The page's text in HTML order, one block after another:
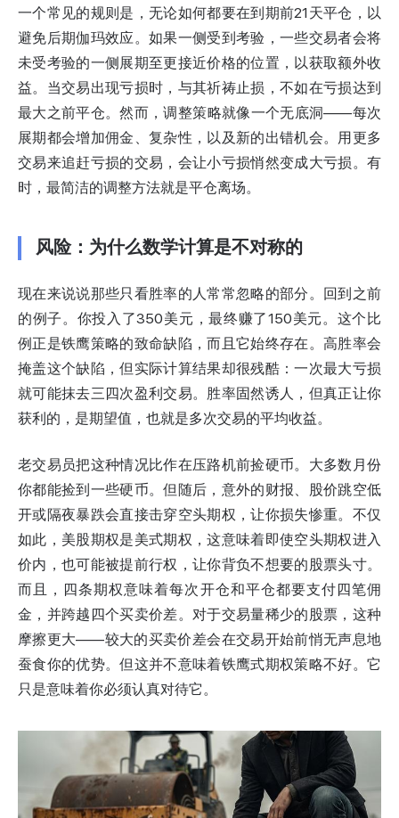
一个常见的规则是，无论如何都要在到期前21天平仓，以
避免后期伽玛效应。如果一侧受到考验，一些交易者会将
未受考验的一侧展期至更接近价格的位置，以获取额外收
益。当交易出现亏损时，与其祈祷止损，不如在亏损达到
最大之前平仓。然而，调整策略就像一个无底洞——每次
展期都会增加佣金、复杂性，以及新的出错机会。用更多
交易来追赶亏损的交易，会让小亏损悄然变成大亏损。有
时，最简洁的调整方法就是平仓离场。
风险：为什么数学计算是不对称的
现在来说说那些只看胜率的人常常忽略的部分。回到之前
的例子。你投入了350美元，最终赚了150美元。这个比
例正是铁鹰策略的致命缺陷，而且它始终存在。高胜率会
掩盖这个缺陷，但实际计算结果却很残酷：一次最大亏损
就可能抹去三四次盈利交易。胜率固然诱人，但真正让你
获利的，是期望值，也就是多次交易的平均收益。
老交易员把这种情况比作在压路机前捡硬币。大多数月份
你都能捡到一些硬币。但随后，意外的财报、股价跳空低
开或隔夜暴跌会直接击穿空头期权，让你损失惨重。不仅
如此，美股期权是美式期权，这意味着即使空头期权进入
价内，也可能被提前行权，让你背负不想要的股票头寸。
而且，四条期权意味着每次开仓和平仓都要支付四笔佣
金，并跨越四个买卖价差。对于交易量稀少的股票，这种
摩擦更大——较大的买卖价差会在交易开始前悄无声息地
蚕食你的优势。但这并不意味着铁鹰式期权策略不好。它
只是意味着你必须认真对待它。